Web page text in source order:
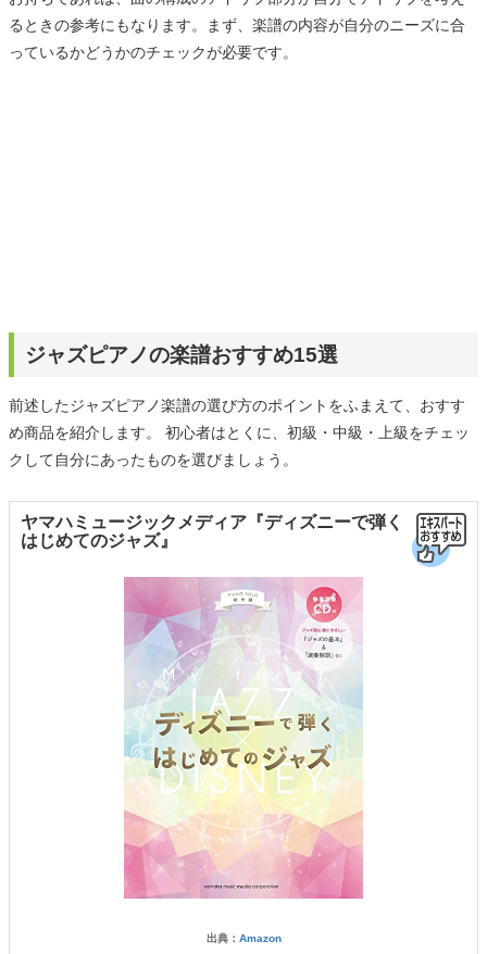
るときの参考にもなります。まず、楽譜の内容が自分のニーズに合
っているかどうかのチェックが必要です。
ジャズピアノの楽譜おすすめ15選
前述したジャズピアノ楽譜の選び方のポイントをふまえて、おすす
め商品を紹介します。 初心者はとくに、初級・中級・上級をチェッ
クして自分にあったものを選びましょう。
ヤマハミュージックメディア『ディズニーで弾く
はじめてのジャズ』
出典： Amazon